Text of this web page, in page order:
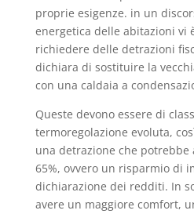
proprie esigenze. in un
energetica delle abitazioni vi
richiedere delle detrazioni
dichiara di sostituire la
con una caldaia a
Queste devono essere di
termoregolazione evoluta,
una detrazione che potrebbe
65%, ovvero un risparmio di
dichiarazione dei redditi. In
avere un maggiore comfort,